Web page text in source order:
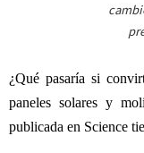
¿Qué pasaría si
paneles solares y
publicada en Science